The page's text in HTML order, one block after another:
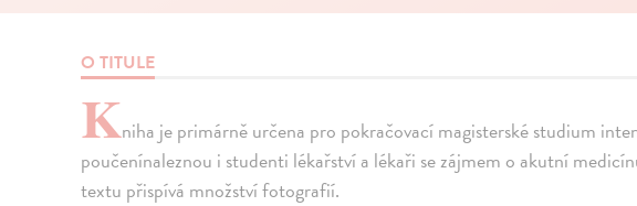
O TITULE
Kniha je primárně určena pro pokračovací magisterské studium
poučenínaleznou i studenti lékařství a lékaři se zájmem o akutní
textu přispívá množství fotografií.